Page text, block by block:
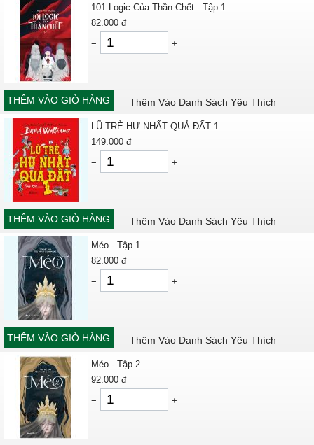
101 Logic Của Thần Chết - Tập 1
82.000 đ
−
+
THÊM VÀO GIỎ HÀNG Thêm Vào Danh Sách Yêu Thích
LŨ TRẺ HƯ NHẤT QUẢ ĐẤT 1
149.000 đ
−
+
THÊM VÀO GIỎ HÀNG Thêm Vào Danh Sách Yêu Thích
Méo - Tập 1
82.000 đ
−
+
THÊM VÀO GIỎ HÀNG Thêm Vào Danh Sách Yêu Thích
Méo - Tập 2
92.000 đ
−
+